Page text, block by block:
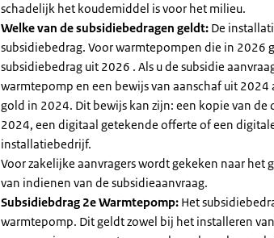
schadelijk het koudemiddel is voor het milieu.
Welke van de subsidiebedragen geldt: De
subsidiebedrag. Voor warmtepompen die in 2026
subsidiebedrag uit 2026 . Als u de subsidie
warmtepomp en een bewijs van aanschaf uit
gold in 2024. Dit bewijs kan zijn: een kopie van
2024, een digitaal getekende offerte of een
installatiebedrijf.
Voor zakelijke aanvragers wordt gekeken naar
van indienen van de subsidieaanvraag.
Subsidiebdrag 2e Warmtepomp: Het
warmtepomp. Dit geldt zowel bij het installeren